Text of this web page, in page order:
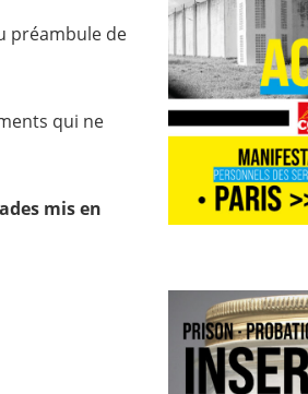
préambule de
qui ne
mis en